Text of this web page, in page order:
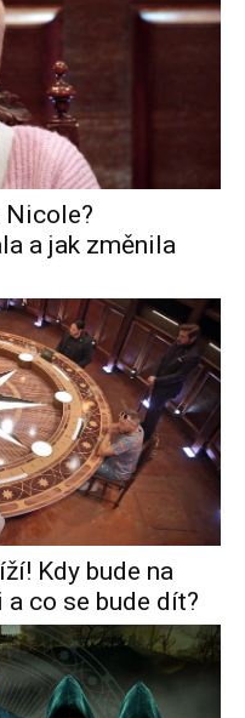
Nicole?
a jak změnila
Kdy bude na
co se bude dít?